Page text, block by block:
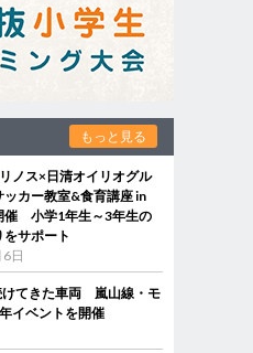
もっと見る
ノス×日清オイリオグル
ッカー教室&食育講座 in
催 小学1年生～3年生の
サポート
日
けてきた車両 嵐山線・モ
イベントを開催